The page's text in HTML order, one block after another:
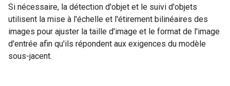
Si nécessaire, la détection d'objet et le suivi d'objets
utilisent la mise à l'échelle et l'étirement bilinéaires des
images pour ajuster la taille d'image et le format de l'image
d'entrée afin qu'ils répondent aux exigences du modèle
sous-jacent.